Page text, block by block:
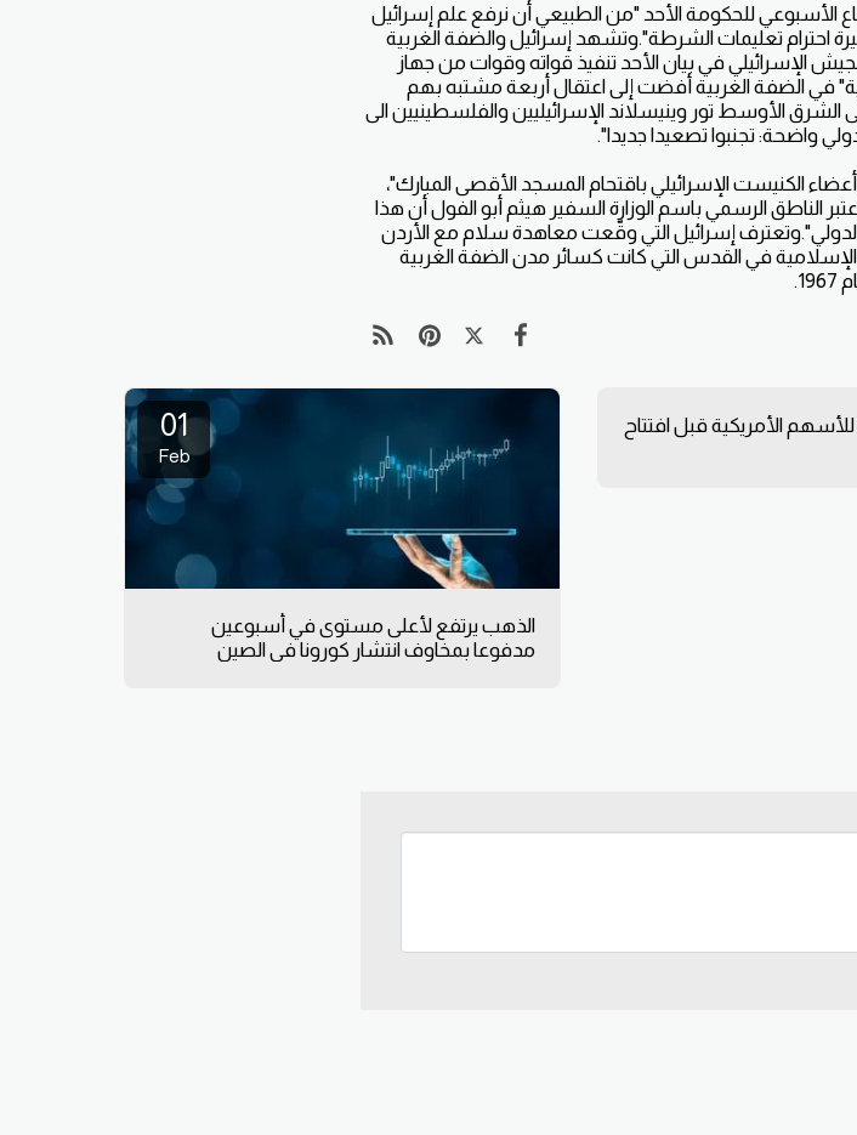
الأسبوعي للحكومة الأحد "من الطبيعي أن نرفع علم إسرائيل
تعليمات الشرطة".وتشهد إسرائيل والضفة الغربية
الإسرائيلي في بيان الأحد تنفيذ قواته وقوات من جهاز
في الضفة الغربية أفضت إلى اعتقال أربعة مشتبه بهم
الأوسط تور وينيسلاند الإسرائيليين والفلسطينيين الى
واضحة: تجنبوا تصعيدا جديدا".
الكنيست الإسرائيلي باقتحام المسجد الأقصى المبارك"،
الناطق الرسمي باسم الوزارة السفير هيثم أبو الفول أن هذا
الدولي".وتعترف إسرائيل التي وقّعت معاهدة سلام مع الأردن
الإسلامية في القدس التي كانت كسائر مدن الضفة الغربية
للأسهم الأمريكية قبل افتتاح
01
Feb
الذهب يرتفع لأعلى مستوى في أسبوعين
مدفوعا بمخاوف انتشار كورونا في الصين